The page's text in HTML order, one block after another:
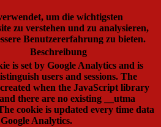
um die wichtigsten
zu verstehen und zu analysieren,
Benutzererfahrung zu bieten.
Beschreibung
is set by Google Analytics and is
users and sessions. The
when the JavaScript library
there are no existing __utma
cookie is updated every time data
Analytics.